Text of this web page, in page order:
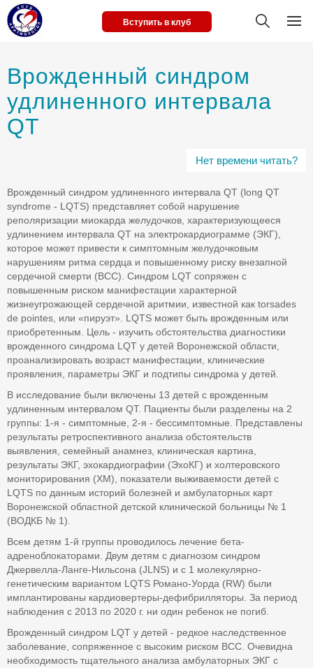
Вступить в клуб
Врожденный синдром
удлиненного интервала
QT
Нет времени читать?
Врожденный синдром удлиненного интервала QT (long QT
syndrome - LQTS) представляет собой нарушение
реполяризации миокарда желудочков, характеризующееся
удлинением интервала QT на электрокардиограмме (ЭКГ),
которое может привести к симптомным желудочковым
нарушениям ритма cердца и повышенному риску внезапной
сердечной смерти (ВСС). Синдром LQT сопряжен с
повышенным риском манифестации характерной
жизнеугрожающей сердечной аритмии, известной как torsades
de pointes, или «пируэт». LQTS может быть врожденным или
приобретенным. Цель - изучить обстоятельства диагностики
врожденного синдрома LQT у детей Воронежской области,
проанализировать возраст манифестации, клинические
проявления, параметры ЭКГ и подтипы синдрома у детей.
В исследование были включены 13 детей с врожденным
удлиненным интервалом QT. Пациенты были разделены на 2
группы: 1-я - симптомные, 2-я - бессимптомные. Представлены
результаты ретроспективного анализа обстоятельств
выявления, семейный анамнез, клиническая картина,
результаты ЭКГ, эхокардиографии (ЭхоКГ) и холтеровского
мониторирования (ХМ), показатели выживаемости детей с
LQTS по данным историй болезней и амбулаторных карт
Воронежской областной детской клинической больницы № 1
(ВОДКБ № 1).
Всем детям 1-й группы проводилось лечение бета-
адреноблокаторами. Двум детям с диагнозом синдром
Джервелла-Ланге-Нильсона (JLNS) и с 1 молекулярно-
генетическим вариантом LQTS Романо-Уорда (RW) были
имплантированы кардиовертеры-дефибрилляторы. За период
наблюдения с 2013 по 2020 г. ни один ребенок не погиб.
Врожденный синдром LQT у детей - редкое наследственное
заболевание, сопряженное с высоким риском ВСС. Очевидна
необходимость тщательного анализа амбулаторных ЭКГ с